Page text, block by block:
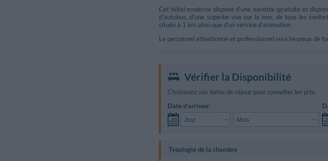
Cet hôtel moderne dispose d'une navette (gratuite et
d'autobus, d'une superbe vue sur la mer, de tous les
située à 1 km ainsi que d'un service d'animation.
Le personnel attentionné et professionnel sera heureux de
Vérifier la Disponibilité
Choisissez vos dates de séjour pour consulter les prix:
Date d'arrivée:
Typologie de la chambre